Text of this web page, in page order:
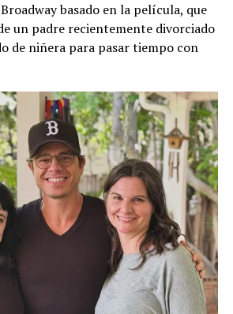
basado en la película, que
un padre recientemente divorciado
de niñera para pasar tiempo con